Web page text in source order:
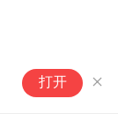
打开